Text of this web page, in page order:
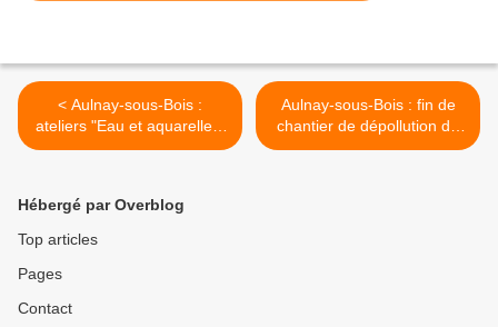
< Aulnay-sous-Bois :
ateliers "Eau et aquarelles"
à la Maison de
Aulnay-sous-Bois : fin de
chantier de dépollution de
l'ancienne usine d'amiante
Hébergé par Overblog
Top articles
Pages
Contact